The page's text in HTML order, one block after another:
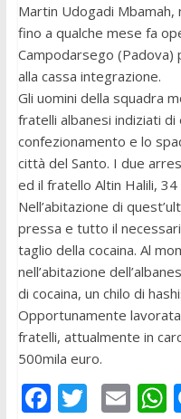
Martin Udogadi
fino a qualche mese fa
Campodarsego (Padova)
alla cassa integrazione.
Gli uomini della squadra
fratelli albanesi indiziati
confezionamento e lo
città del Santo. I due
ed il fratello Altin Halili,
Nell’abitazione di
pressa e tutto il
taglio della cocaina. Al
nell’abitazione
di cocaina, un chilo di
Opportunamente
fratelli, attualmente in
500mila euro.
F T E